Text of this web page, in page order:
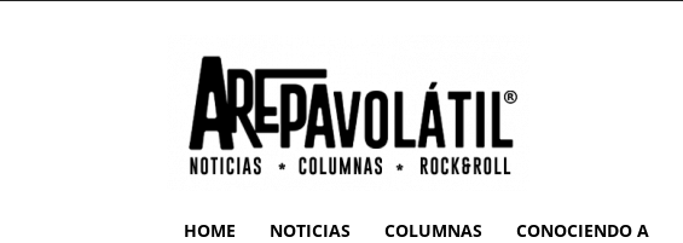
HOME NOTICIAS COLUMNAS CONOCIENDO A